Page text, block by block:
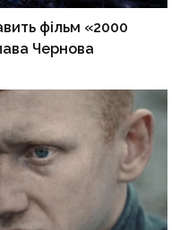
фільм «2000
Чернова